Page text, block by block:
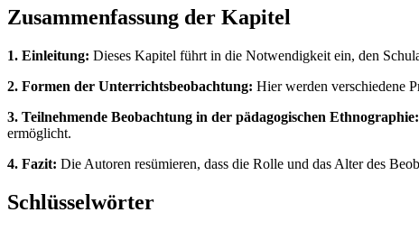
Zusammenfassung der Kapitel
1. Einleitung: Dieses Kapitel führt in die Notwendigkeit ein, den
2. Formen der Unterrichtsbeobachtung: Hier werden verschiedene
3. Teilnehmende Beobachtung in der pädagogischen Ethnographie:
ermöglicht.
4. Fazit: Die Autoren resümieren, dass die Rolle und das Alter des
Schlüsselwörter